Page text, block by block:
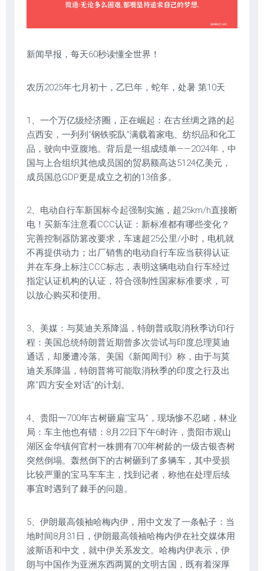
新闻早报，每天60秒读懂全世界！
农历2025年七月初十，乙巳年，蛇年，处暑 第10天
1、一个万亿级经济圈，正在崛起：在古丝绸之路的起
点西安，一列列“钢铁驼队”满载着家电、纺织品和化工
品，驶向中亚腹地。背后是一组成绩单——2024年，中
国与上合组织其他成员国的贸易额高达5124亿美元，
成员国总GDP更是成立之初的13倍多。
2、电动自行车新国标今起强制实施，超25km/h直接断
电！买新车注意看CCC认证：新标准都有哪些变化？
完善控制器防篡改要求，车速超25公里/小时，电机就
不再提供动力；出厂销售的电动自行车应当获得认证
并在车身上标注CCC标志，表明这辆电动自行车经过
指定认证机构的认证，符合强制性国家标准要求，可
以放心购买和使用。
3、美媒：与莫迪关系降温，特朗普或取消秋季访印行
程：美国总统特朗普近期曾多次尝试与印度总理莫迪
通话，却屡遭冷落。美国《新闻周刊》称，由于与莫
迪关系降温，特朗普将可能取消秋季的印度之行及出
席“四方安全对话”的计划。
4、贵阳一700年古树砸扁“宝马”，现场惨不忍睹，林业
局：车主他也有错：8月22日下午6时许，贵阳市观山
湖区金华镇何官村一株拥有700年树龄的一级古银杏树
突然倒塌。轰然倒下的古树砸到了多辆车，其中受损
比较严重的宝马车车主，找到记者，称他在处理后续
事宜时遇到了棘手的问题。
5、伊朗最高领袖哈梅内伊，用中文发了一条帖子：当
地时间8月31日，伊朗最高领袖哈梅内伊在社交媒体用
波斯语和中文，就中伊关系发文。哈梅内伊表示，伊
朗与中国作为亚洲东西两翼的文明古国，既有着深厚